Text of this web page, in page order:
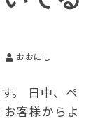
おおにし
。 日中、ペ
客様からよ